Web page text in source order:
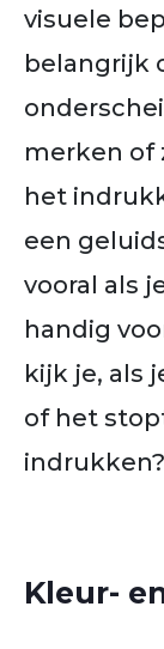
visuele
belangrijk
merken of
het
een
vooral als
handig
kijk je, als
of het
indrukken?
Kleur-